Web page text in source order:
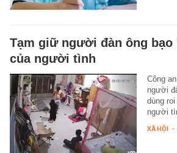
Tạm giữ người đàn ông bạo
của người tình
Công
người
dùng
người
XÃ HỘI -